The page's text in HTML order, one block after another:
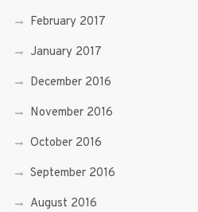
February 2017
January 2017
December 2016
November 2016
October 2016
September 2016
August 2016